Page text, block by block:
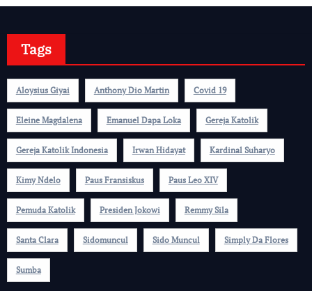
Tags
Aloysius Giyai Anthony Dio Martin Covid 19
Eleine Magdalena Emanuel Dapa Loka Gereja Katolik
Gereja Katolik Indonesia Irwan Hidayat Kardinal Suharyo
Kimy Ndelo Paus Fransiskus Paus Leo XIV
Pemuda Katolik Presiden Jokowi Remmy Sila
Santa Clara Sidomuncul Sido Muncul Simply Da Flores
Sumba